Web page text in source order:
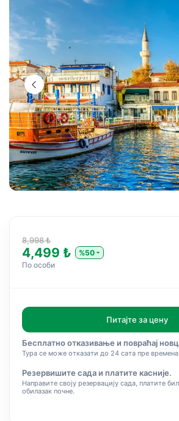
8,998 ₺
4,499 ₺
%50
По особи
Питајте за цену
Бесплатно отказивање и повраћај
Тура се може отказати до 24 сата пре времена
Резервишите сада и платите касније.
Направите своју резервацију сада, платите
обилазак почне.